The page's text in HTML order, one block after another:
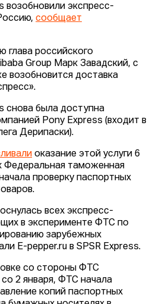
возобновили экспресс-
сообщает
глава российского
Group Марк Завадский, с
возобновится доставка
снова была доступна
Pony Express (входит в
Дерипаски).
оказание этой услуги 6
Федеральная таможенная
проверку паспортных
всех экспресс-
в эксперименте ФТС по
зарубежных
E-pepper.ru в SPSR Express.
со стороны ФТС
2 января, ФТС начала
копий паспортных